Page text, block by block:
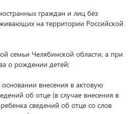
граждан и лиц без
на территории Российской
семьи Челябинской области, а при
о рождении детей;
внесения в актовую
об отце (в случае внесения в
сведений об отце со слов